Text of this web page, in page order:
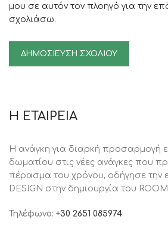
μου σε αυτόν τον πλοηγό για την
σχολιάσω.
Η ΕΤΑΙΡΕΙΑ
Η ανάγκη για διαρκή προσαρμογή
δωματίου στις νέες ανάγκες που
πέρασμα του χρόνου, oδήγησε την
DESIGN στην δημιουργία του
Τηλέφωνο: +30 2651 085974